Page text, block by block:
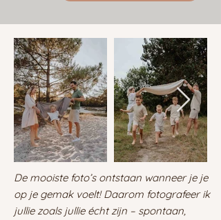
De mooiste foto’s ontstaan wanneer je je
op je gemak voelt! Daarom fotografeer ik
jullie zoals jullie écht zijn – spontaan,